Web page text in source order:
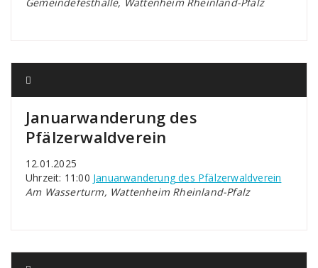
Januarwanderung des
Pfälzerwaldverein
12.01.2025
Uhrzeit: 11:00 Januarwanderung des Pfälzerwaldverein
Am Wasserturm, Wattenheim Rheinland-Pfalz